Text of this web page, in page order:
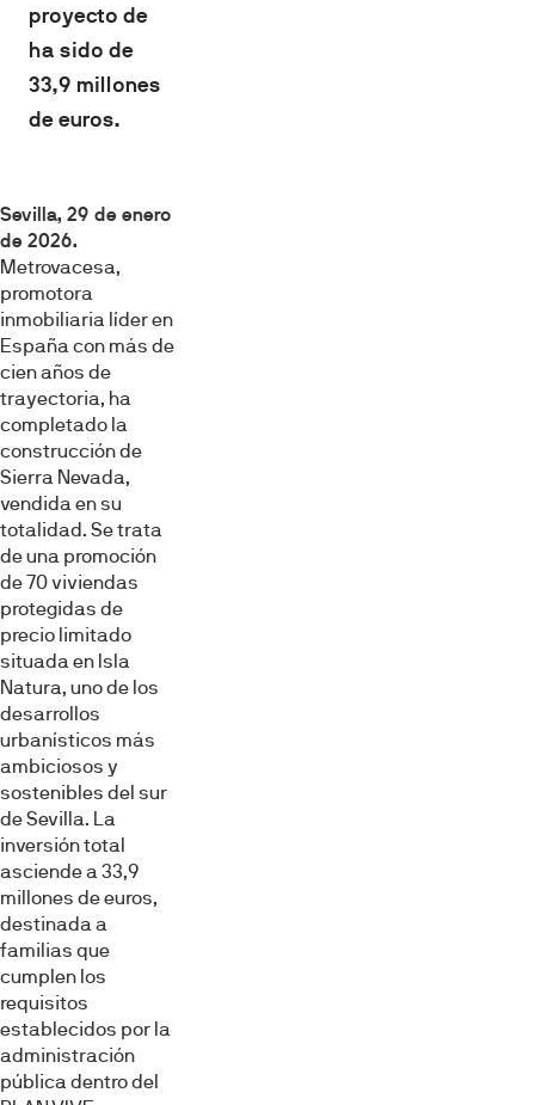
proyecto de
ha sido de
33,9 millones
de euros.
Sevilla, 29 de enero
de 2026.
Metrovacesa,
promotora
inmobiliaria líder en
España con más de
cien años de
trayectoria, ha
completado la
construcción de
Sierra Nevada,
vendida en su
totalidad. Se trata
de una promoción
de 70 viviendas
protegidas de
precio limitado
situada en Isla
Natura, uno de los
desarrollos
urbanísticos más
ambiciosos y
sostenibles del sur
de Sevilla. La
inversión total
asciende a 33,9
millones de euros,
destinada a
familias que
cumplen los
requisitos
establecidos por la
administración
pública dentro del